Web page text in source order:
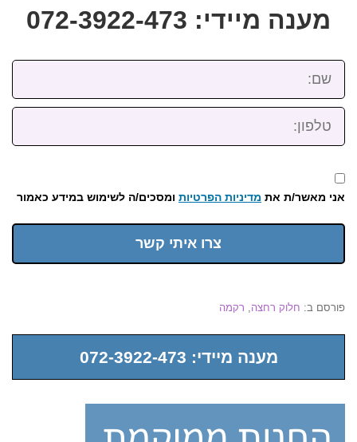
מענה מיידי: 072-3922-473
שם:
טלפון:
אני מאשר/ת את מדיניות הפרטיות ומסכים/ה לשימוש במידע כאמור
צרו איתי קשר
פורסם ב: חלוק רחצה רקמה
מענה מיידי: 072-3922-473